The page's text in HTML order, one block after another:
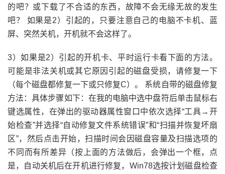
的吧？或下载了不合适的东西，故障不会无缘无故的发生
吧？ 如果是2）引起的，只要注意自己的电脑不卡机、蓝
屏、突然关机，开机就不会这样了。
3）如果是2）引起的开机卡、平时运行卡看下面的方法。
可能是非法关机或其它原因引起的磁盘受损，请修复一下
（每个磁盘都修复一下或只修复C）。 系统自带的磁盘修复
方法：具体步骤如下：在我的电脑中选中盘符后单击鼠标右
键选属性，在弹出的驱动器属性窗口中依次选择“工具→开
始检查”并选择“自动修复文件系统错误”和“扫描并恢复坏扇
区”，然后点击开始，扫描时间会因磁盘容量及扫描选项的
不同而有所差异（按上面的方法做后，会弹出一个框，点
是，自动关机后在开机进行修复，Win78选按计划磁盘检查